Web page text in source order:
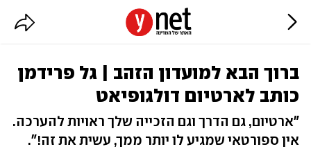
ברוך הבא למועדון הזהב | גל פרידמן
כותב לארטיום דולגופיאט
"ארטיום, גם הדרך וגם הזכייה שלך ראויות להערכה.
אין ספורטאי שמגיע לו יותר ממך, עשית את זה!".